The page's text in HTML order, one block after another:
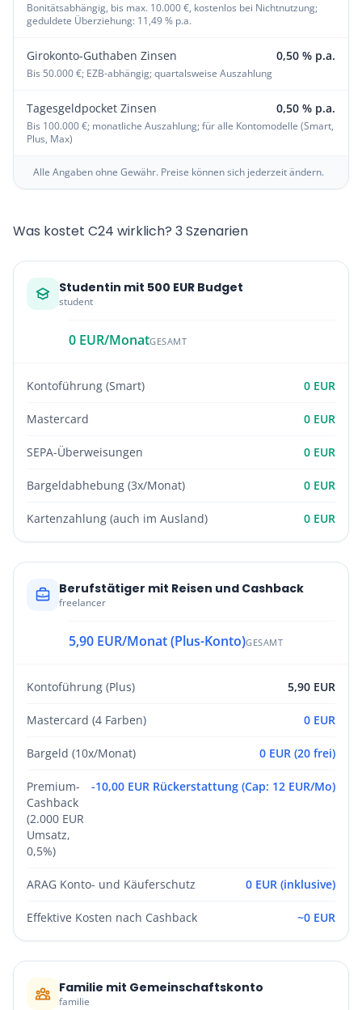
Bonitätsabhängig, bis max. 10.000 €, kostenlos bei Nichtnutzung;
geduldete Überziehung: 11,49 % p.a.
Girokonto-Guthaben Zinsen 0,50 % p.a.
Bis 50.000 €; EZB-abhängig; quartalsweise Auszahlung
Tagesgeldpocket Zinsen 0,50 % p.a.
Bis 100.000 €; monatliche Auszahlung; für alle Kontomodelle (Smart,
Plus, Max)
Alle Angaben ohne Gewähr. Preise können sich jederzeit ändern.
Was kostet C24 wirklich? 3 Szenarien
Studentin mit 500 EUR Budget
student
0 EUR/MonatGESAMT
Kontoführung (Smart) 0 EUR
Mastercard 0 EUR
SEPA-Überweisungen 0 EUR
Bargeldabhebung (3x/Monat) 0 EUR
Kartenzahlung (auch im Ausland) 0 EUR
Berufstätiger mit Reisen und Cashback
freelancer
5,90 EUR/Monat (Plus-Konto)GESAMT
Kontoführung (Plus) 5,90 EUR
Mastercard (4 Farben) 0 EUR
Bargeld (10x/Monat) 0 EUR (20 frei)
Premium-
Cashback
(2.000 EUR
Umsatz,
0,5%)
-10,00 EUR Rückerstattung (Cap: 12 EUR/Mo)
ARAG Konto- und Käuferschutz 0 EUR (inklusive)
Effektive Kosten nach Cashback ~0 EUR
Familie mit Gemeinschaftskonto
familie